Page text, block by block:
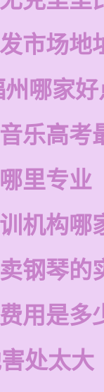
市场地
哪家好
乐高考
里专业
机构哪
钢琴的
用是多
处太大